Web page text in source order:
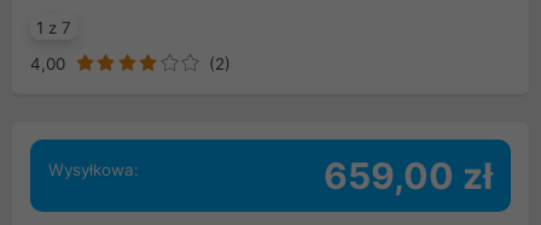
1 z 7
4,00 (2)
Wysyłkowa: 659,00 zł